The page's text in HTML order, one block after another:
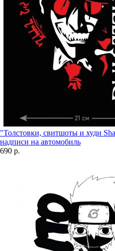
"Толстовки, свитшоты и худи
надписи на автомобиль
690 р.